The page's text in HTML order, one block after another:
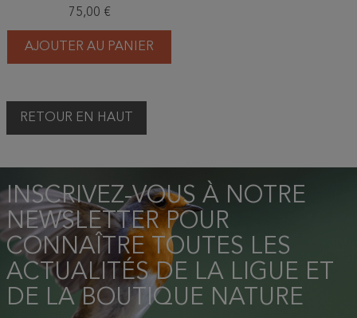
75,00 €
AJOUTER AU PANIER
RETOUR EN HAUT
INSCRIVEZ-VOUS À NOTRE
NEWSLETTER POUR
CONNAÎTRE TOUTES LES
ACTUALITÉS DE LA LIGUE ET
DE LA BOUTIQUE NATURE